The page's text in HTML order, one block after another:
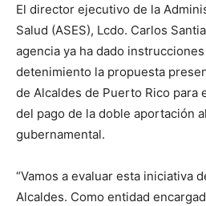
El director ejecutivo de la
Salud (ASES), Lcdo. Carlos
agencia ya ha dado
detenimiento la propuesta
de Alcaldes de Puerto Rico para
del pago de la doble aportación
gubernamental.
“Vamos a evaluar esta iniciativa
Alcaldes. Como entidad